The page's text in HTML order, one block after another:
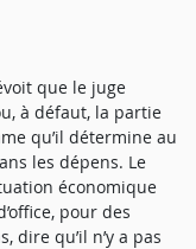
que le juge
à défaut, la partie
qu’il détermine au
les dépens. Le
économique
pour des
dire qu’il n’y a pas